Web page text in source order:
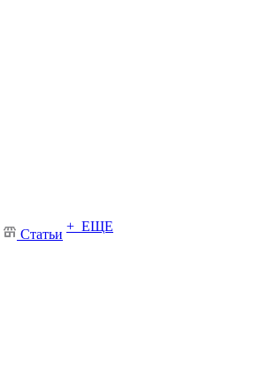
Статьи
+ ЕЩЕ